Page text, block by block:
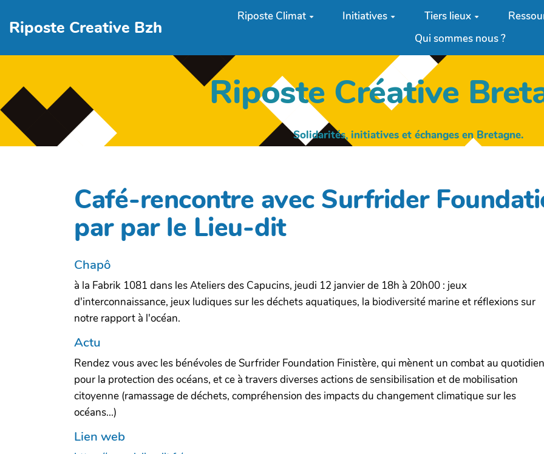
Riposte Creative Bzh
Riposte Climat Initiatives Tiers lieux
Qui sommes nous ?
Riposte Créative
Solidarités, initiatives et échanges en Bretagne.
Café-rencontre avec Surfrider
par par le Lieu-dit
Chapô
à la Fabrik 1081 dans les Ateliers des Capucins, jeudi 12 janvier de 18h à 20h00 : jeux
d'interconnaissance, jeux ludiques sur les déchets aquatiques, la biodiversité marine et réflexions sur
notre rapport à l'océan.
Actu
Rendez vous avec les bénévoles de Surfrider Foundation Finistère, qui mènent un combat au quotidien
pour la protection des océans, et ce à travers diverses actions de sensibilisation et de mobilisation
citoyenne (ramassage de déchets, compréhension des impacts du changement climatique sur les
océans...)
Lien web